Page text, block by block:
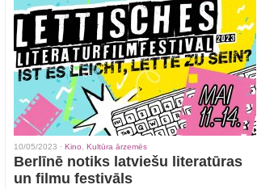
10/05/2023 · Kino Kultūra ārzemēs
Berlīnē notiks latviešu literatūras
un filmu festivāls